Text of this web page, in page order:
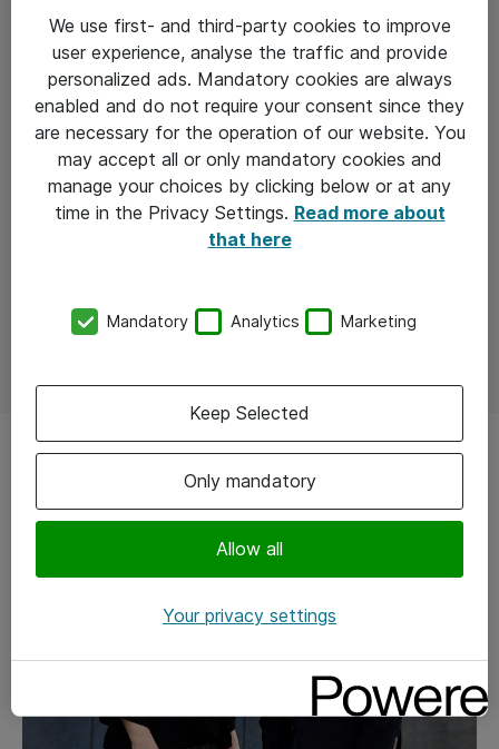
We use first- and third-party cookies to improve
user experience, analyse the traffic and provide
personalized ads. Mandatory cookies are always
enabled and do not require your consent since they
are necessary for the operation of our website. You
may accept all or only mandatory cookies and
manage your choices by clicking below or at any
time in the Privacy Settings. Read more about
that here
Mandatory Analytics Marketing
Only mandatory
Allow all
Keep Selected
Your privacy settings